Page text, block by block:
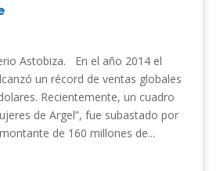
Astobiza. En el año 2014 el
un récord de ventas globales
Recientemente, un cuadro
de Argel”, fue subastado por
montante de 160 millones de...